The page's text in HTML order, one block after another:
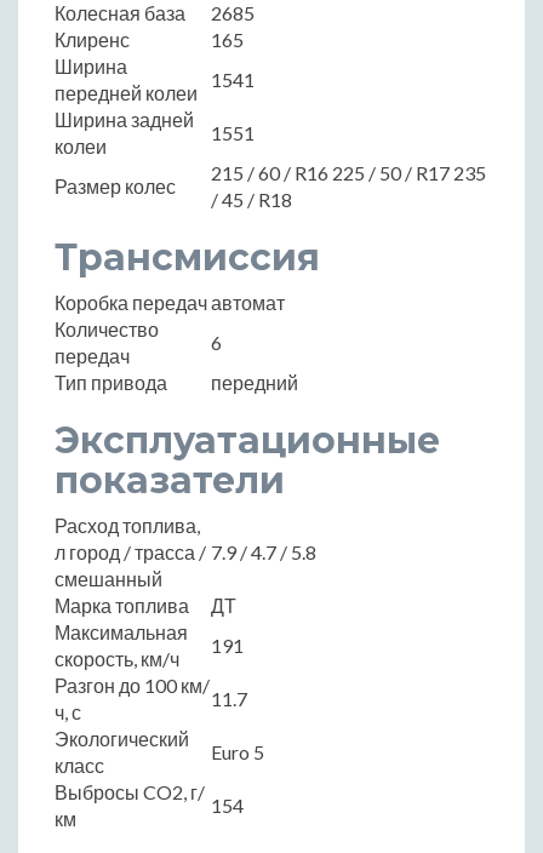
Колесная база
2685
Клиренс
165
Ширина
передней колеи
1541
Ширина задней
колеи
1551
Размер колес
215 / 60 / R16 225 / 50 / R17 235
/ 45 / R18
Трансмиссия
Коробка передачавтомат
Количество
передач
6
Тип привода
передний
Эксплуатационные
показатели
Расход топлива,
л город / трасса /
смешанный
7.9 / 4.7 / 5.8
Марка топлива
ДТ
Максимальная
скорость, км/ч
191
Разгон до 100 км/
ч, с
11.7
Экологический
класс
Euro 5
Выбросы CO2, г/
км
154